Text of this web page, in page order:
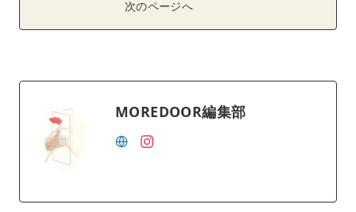
次のページへ
MOREDOOR編集部